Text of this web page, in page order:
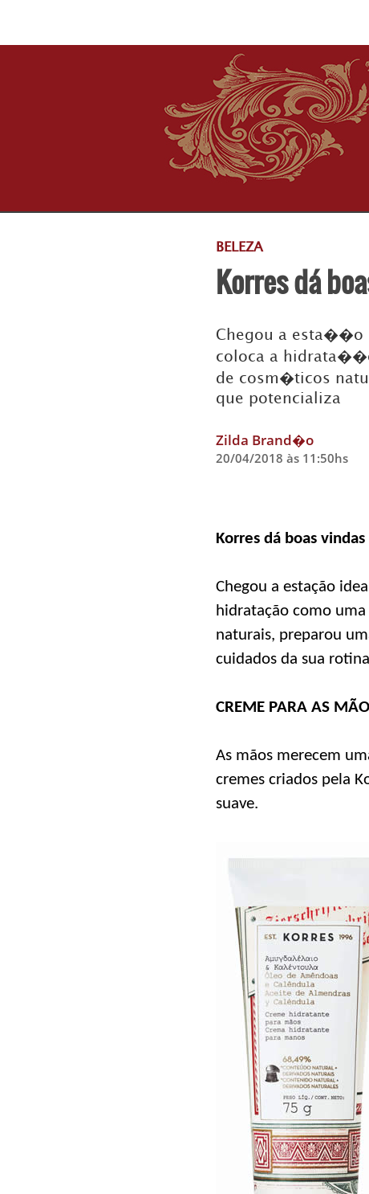
BELEZA
Korres dá
Chegou a esta��o
coloca a
de cosm�ticos
que potencializa
Zilda Brand�o
20/04/2018 às 11:50hs
Korres dá boas
Chegou a estação
hidratação como uma
naturais, preparou
cuidados da sua
CREME PARA AS
As mãos merecem
cremes criados pela
suave.